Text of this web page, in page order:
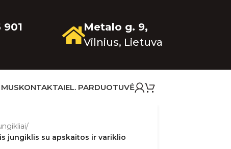
901
Metalo g. 9,
Vilnius, Lietuva
KONTAKTAIEL. PARDUOTUVĖ
/
jungiklis su apskaitos ir variklio